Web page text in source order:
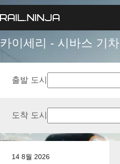
카이세리 - 시바스 기차
14 8월 2026
출발 도시
도착 도시